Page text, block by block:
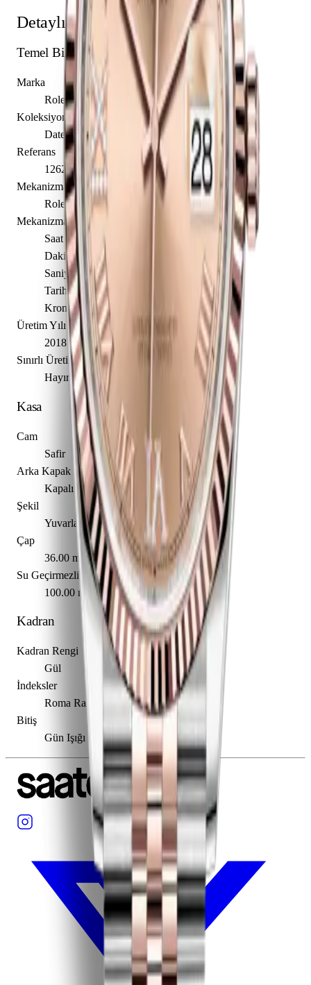
Detaylı Teknik Özellikler
Temel Bilgiler
Marka
Rolex
Koleksiyon
Datejust 36
Referans
126231-0027
Mekanizma Adı
Rolex caliber 3235
Mekanizma Açıklaması
Saat
Dakika
Saniye
Tarih
Kronometre
Üretim Yılı
2018
Sınırlı Üretim
Hayır
Kasa
Cam
Safir
Arka Kapak
Kapalı
Şekil
Yuvarlak
Çap
36.00 mm
Su Geçirmezlik
100.00 m
Kadran
Kadran Rengi
Gül
İndeksler
Roma Rakamı
Bitiş
Gün Işığı